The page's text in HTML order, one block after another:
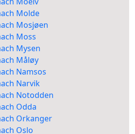
Molde
Mosjøen
Moss
Mysen
Måløy
Namsos
Narvik
Notodden
Odda
Orkanger
Oslo